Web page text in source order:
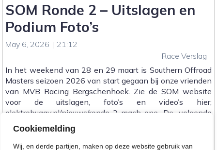
Cookiemelding
Wij, en derde partijen, maken op deze website gebruik van
SOM Ronde 2 – Uitslagen en
Podium Foto’s
May 6, 2026 | 21:12
Race Verslag
In het weekend van 28 en 29 maart is Southern Offroad
Masters seizoen 2026 van start gegaan bij onze vrienden
van MVB Racing Bergschenhoek. Zie de SOM website
voor de uitslagen, foto’s en video’s hier;
elektrobuggy.nl/nieuws/ronde-2-mach-one De volgende
race is op[…]